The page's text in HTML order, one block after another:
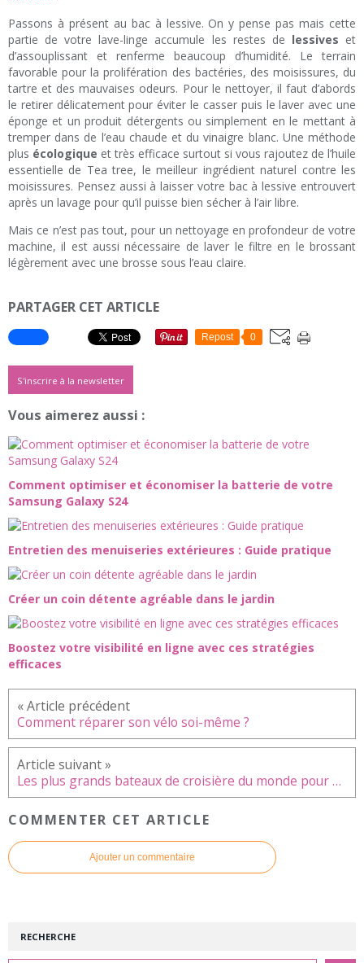
Passons à présent au bac à lessive. On y pense pas mais cette
partie de votre lave-linge accumule les restes de lessives et
d’assouplissant et renferme beaucoup d’humidité. Le terrain
favorable pour la prolifération des bactéries, des moisissures, du
tartre et des mauvaises odeurs. Pour le nettoyer, il faut d’abords
le retirer délicatement pour éviter le casser puis le laver avec une
éponge et un produit détergents ou simplement en le mettant à
tremper dans de l’eau chaude et du vinaigre blanc. Une méthode
plus écologique et très efficace surtout si vous rajoutez de l’huile
essentielle de Tea tree, le meilleur ingrédient naturel contre les
moisissures. Pensez aussi à laisser votre bac à lessive entrouvert
après un lavage pour qu’il puisse bien sécher à l’air libre.
Mais ce n’est pas tout, pour un nettoyage en profondeur de votre
machine, il est aussi nécessaire de laver le filtre en le brossant
légèrement avec une brosse sous l’eau claire.
PARTAGER CET ARTICLE
Repost 0
S'inscrire à la newsletter
Vous aimerez aussi :
Comment optimiser et économiser la batterie de votre
Samsung Galaxy S24
Entretien des menuiseries extérieures : Guide pratique
Créer un coin détente agréable dans le jardin
Boostez votre visibilité en ligne avec ces stratégies
efficaces
Comment réparer son vélo soi-même ?
Les plus grands bateaux de croisière du monde pour des vacances inoubliables
COMMENTER CET ARTICLE
Ajouter un commentaire
RECHERCHE